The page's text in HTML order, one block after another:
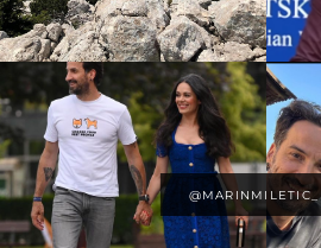
@MARINMILETIC_